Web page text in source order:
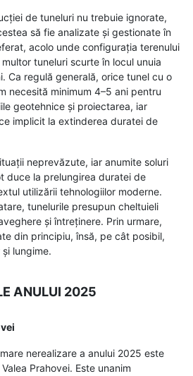
de tuneluri nu trebuie ignorate,
să fie analizate și gestionate în
acolo unde configurația terenului
tuneluri scurte în locul unuia
Ca regulă generală, orice tunel cu o
necesită minimum 4–5 ani pentru
geotehnice și proiectarea, iar
implicit la extinderea duratei de
neprevăzute, iar anumite soluri
duce la prelungirea duratei de
utilizării tehnologiilor moderne.
tunelurile presupun cheltuieli
și întreținere. Prin urmare,
din principiu, însă, pe cât posibil,
lungime.
ANULUI 2025
nerealizare a anului 2025 este
Prahovei. Este unanim